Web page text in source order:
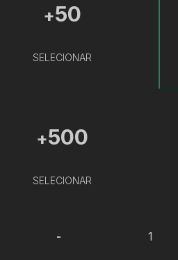
+50
SELECIONAR
+500
SELECIONAR
-